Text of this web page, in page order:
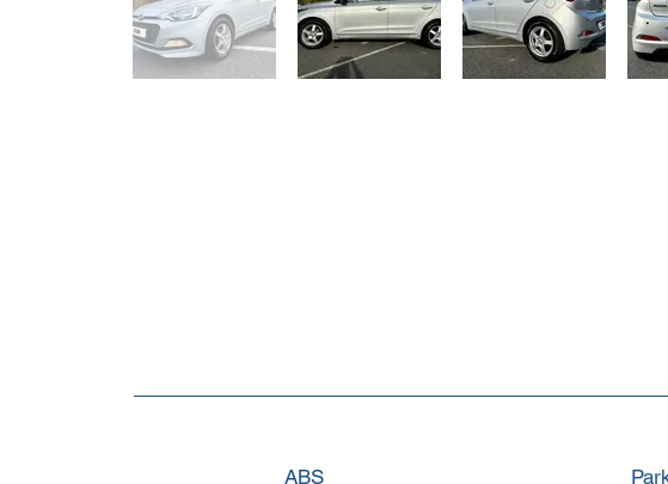
ABS